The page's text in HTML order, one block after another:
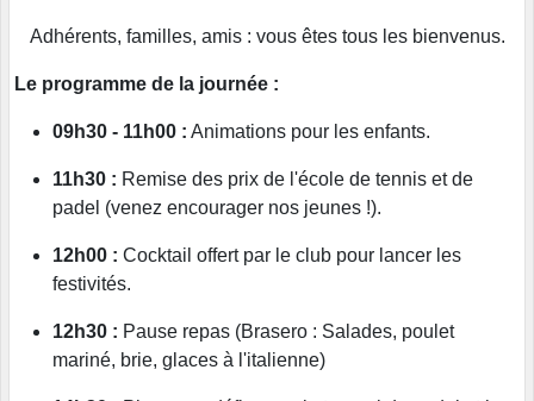
Adhérents, familles, amis : vous êtes tous les bienvenus.
Le programme de la journée :
09h30 - 11h00 : Animations pour les enfants.
11h30 : Remise des prix de l'école de tennis et de
padel (venez encourager nos jeunes !).
12h00 : Cocktail offert par le club pour lancer les
festivités.
12h30 : Pause repas (Brasero : Salades, poulet
mariné, brie, glaces à l'italienne)